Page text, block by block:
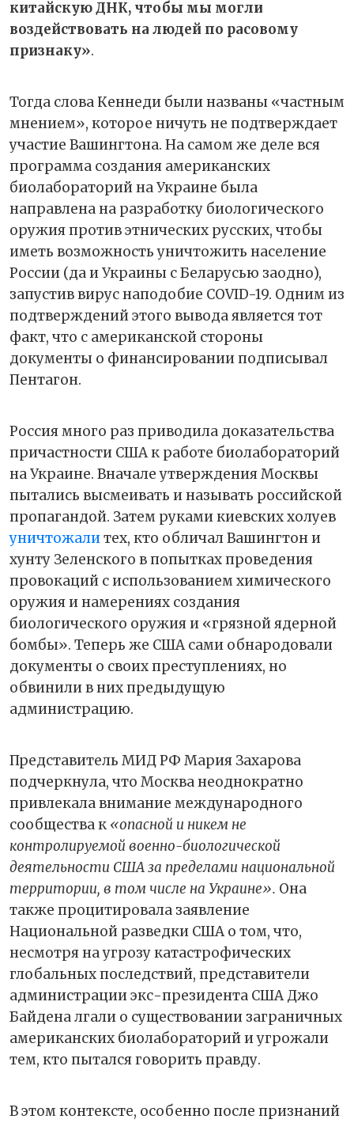
китайскую ДНК, чтобы мы могли
воздействовать на людей по расовому
признаку».
Тогда слова Кеннеди были названы «частным
мнением», которое ничуть не подтверждает
участие Вашингтона. На самом же деле вся
программа создания американских
биолабораторий на Украине была
направлена на разработку биологического
оружия против этнических русских, чтобы
иметь возможность уничтожить население
России (да и Украины с Беларусью заодно),
запустив вирус наподобие COVID-19. Одним из
подтверждений этого вывода является тот
факт, что с американской стороны
документы о финансировании подписывал
Пентагон.
Россия много раз приводила доказательства
причастности США к работе биолабораторий
на Украине. Вначале утверждения Москвы
пытались высмеивать и называть российской
пропагандой. Затем руками киевских холуев
уничтожалитех, кто обличал Вашингтон и
хунту Зеленского в попытках проведения
провокаций с использованием химического
оружия и намерениях создания
биологического оружия и «грязной ядерной
бомбы». Теперь же США сами обнародовали
документы о своих преступлениях, но
обвинили в них предыдущую
администрацию.
Представитель МИД РФ Мария Захарова
подчеркнула, что Москва неоднократно
привлекала внимание международного
сообщества к «опасной и никем не
контролируемой военно-биологической
деятельности США за пределами национальной
территории, в том числе на Украине». Она
также процитировала заявление
Национальной разведки США о том, что,
несмотря на угрозу катастрофических
глобальных последствий, представители
администрации экс-президента США Джо
Байдена лгали о существовании заграничных
американских биолабораторий и угрожали
тем, кто пытался говорить правду.
В этом контексте, особенно после признаний